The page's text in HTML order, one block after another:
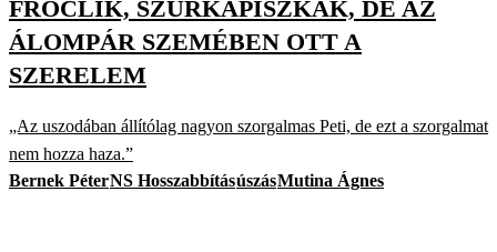
FROCLIK, SZURKAPISZKÁK, DE AZ
ÁLOMPÁR SZEMÉBEN OTT A
SZERELEM
„Az uszodában állítólag nagyon szorgalmas Peti, de ezt a szorgalmat
nem hozza haza.”
Bernek PéterNS HosszabbításúszásMutina Ágnes